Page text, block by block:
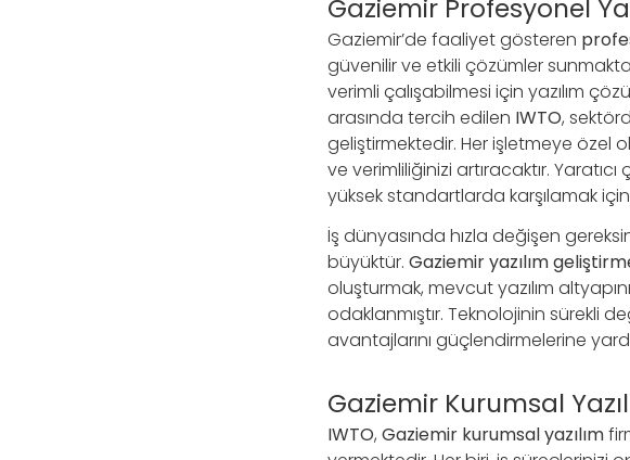
Gaziemir Profesyonel
Gaziemir’de faaliyet gösteren
güvenilir ve etkili çözümler
verimli çalışabilmesi için yazılım
arasında tercih edilen IWTO,
geliştirmektedir. Her işletmeye özel
ve verimliliğinizi artıracaktır.
yüksek standartlarda karşılamak
İş dünyasında hızla değişen
büyüktür. Gaziemir yazılım
oluşturmak, mevcut yazılım
odaklanmıştır. Teknolojinin sürekli
avantajlarını güçlendirmelerine
Gaziemir Kurumsal
IWTO, Gaziemir kurumsal yazılım